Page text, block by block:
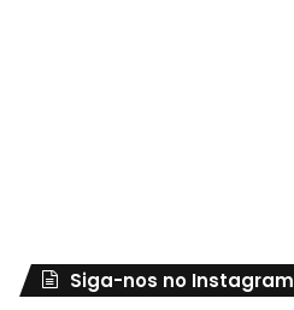
Siga-nos no Instagram